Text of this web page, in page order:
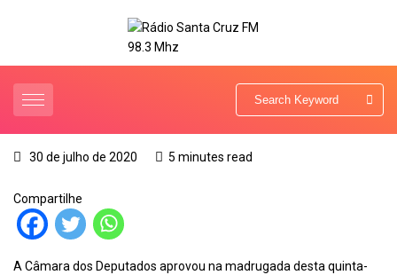
30 de julho de 2020 5 minutes read
Compartilhe
A Câmara dos Deputados aprovou na madrugada desta quinta-